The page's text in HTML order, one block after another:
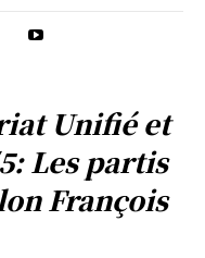
Unifié et
Les partis
François